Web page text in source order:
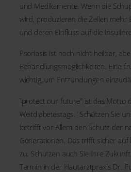
und Medikamente. Wenn die
wird, produzieren die Zellen mehr
und deren Einfluss auf die
Psoriasis ist noch nicht heilbar,
Behandlungsmöglichkeiten. Eine
wichtig, um Entzündungen
"protect our future" ist das Motto
Weltdiabetestags. "Schützen Sie
betrifft vor Allem den Schutz der
Generationen. Das trifft sicher auf
zu. Schützen auch Sie Ihre
Termin in der Hautarztpraxis Dr.